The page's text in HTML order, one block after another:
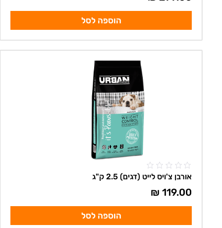
הוספה לסל
אורבן צ'ויס לייט (דגים) 2.5 ק"ג
119.00
₪
הוספה לסל